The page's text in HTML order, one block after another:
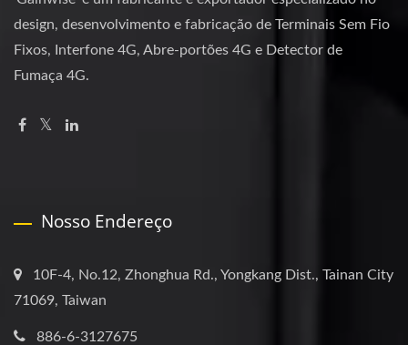
design, desenvolvimento e fabricação de Terminais Sem Fio
Fixos, Interfone 4G, Abre-portões 4G e Detector de
Fumaça 4G.
Nosso Endereço
10F-4, No.12, Zhonghua Rd., Yongkang Dist., Tainan City
71069, Taiwan
886-6-3127675